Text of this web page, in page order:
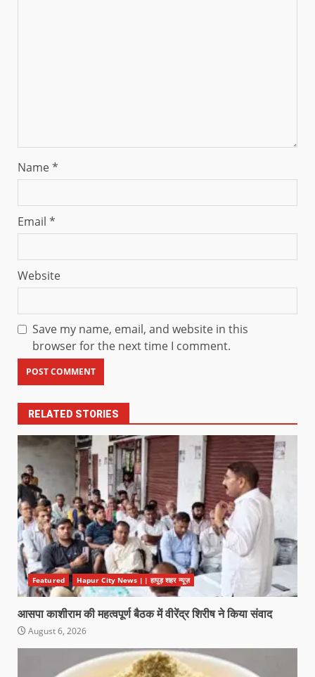
Name*
Email *
Website
Save my name, email, and website in this
browser for the next time I comment.
RELATED STORIES
Featured Hapur City News || हापुड़ शहर न्यूज़
आसपा काशीराम की महत्वपूर्ण बैठक में वीरेंद्र शिरीष ने किया संवाद
August 6, 2026